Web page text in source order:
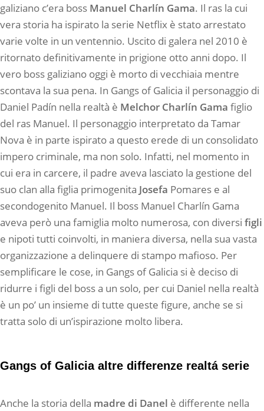
galiziano c’era boss Manuel Charlín Gama. Il ras la cui
vera storia ha ispirato la serie Netflix è stato arrestato
varie volte in un ventennio. Uscito di galera nel 2010 è
ritornato definitivamente in prigione otto anni dopo. Il
vero boss galiziano oggi è morto di vecchiaia mentre
scontava la sua pena. In Gangs of Galicia il personaggio di
Daniel Padín nella realtà è Melchor Charlín Gama figlio
del ras Manuel. Il personaggio interpretato da Tamar
Nova è in parte ispirato a questo erede di un consolidato
impero criminale, ma non solo. Infatti, nel momento in
cui era in carcere, il padre aveva lasciato la gestione del
suo clan alla figlia primogenita Josefa Pomares e al
secondogenito Manuel. Il boss Manuel Charlín Gama
aveva però una famiglia molto numerosa, con diversi figli
e nipoti tutti coinvolti, in maniera diversa, nella sua vasta
organizzazione a delinquere di stampo mafioso. Per
semplificare le cose, in Gangs of Galicia si è deciso di
ridurre i figli del boss a un solo, per cui Daniel nella realtà
è un po’ un insieme di tutte queste figure, anche se si
tratta solo di un’ispirazione molto libera.
Gangs of Galicia altre differenze realtá serie
Anche la storia della madre di Danel è differente nella